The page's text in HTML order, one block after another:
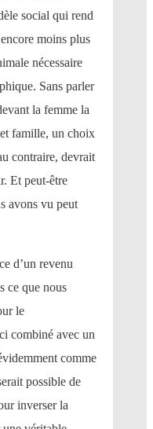
social qui rend
moins plus
nécessaire
Sans parler
la femme la
famille, un choix
contraire, devrait
Et peut-être
avons vu peut
d’un revenu
ce que nous
le
combiné avec un
comme
possible de
inverser la